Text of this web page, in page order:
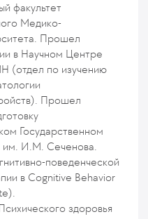
факультет
Медико-
Прошел
в Научном Центре
(отдел по изучению
Прошел
Государственном
им. И.М. Сеченова.
поведенческой
в Cognitive Behavior
здоровья